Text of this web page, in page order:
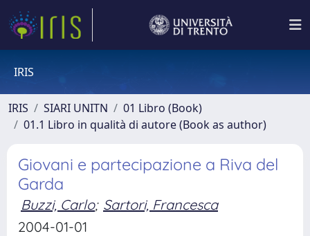
IRIS
IRIS SIARI UNITN
01 Libro (Book)
01.1 Libro in qualità di autore (Book as author)
Giovani e partecipazione a Riva del
Garda
Buzzi, Carlo; Sartori, Francesca
2004-01-01